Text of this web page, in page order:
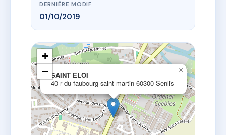
DERNIÈRE MODIF.
01/10/2019
SAINT ELOI
40 r du faubourg saint-martin 60300 Senlis
×
+
−